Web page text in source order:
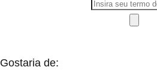
Gostaria de: